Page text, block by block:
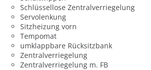
Schlüssellose Zentralverriegelung
Servolenkung
Sitzheizung vorn
Tempomat
umklappbare Rücksitzbank
Zentralverriegelung
Zentralverriegelung m. FB